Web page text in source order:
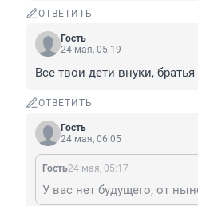
ОТВЕТИТЬ
Гость
24 мая, 05:19
Все твои дети внуки,
ОТВЕТИТЬ
Гость
24 мая, 06:05
Гость24 мая, 05:17